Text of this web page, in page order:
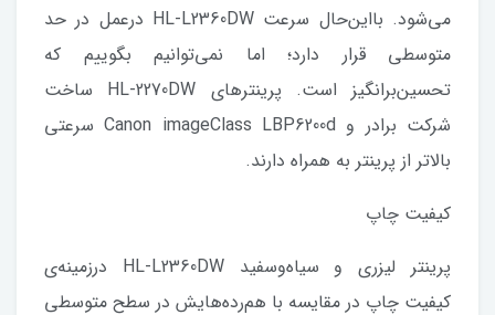
می‌شود. بااین‌حال سرعت HL-L2360DW درعمل در حد
متوسطی قرار دارد؛ اما نمی‌توانیم بگوییم که
تحسین‌برانگیز است. پرینترهای HL-2270DW ساخت
شرکت برادر و Canon imageClass LBP6200d سرعتی
بالاتر از پرینتر به همراه دارند.
کیفیت چاپ
پرینتر لیزری و سیاه‌و‌سفید HL-L2360DW درزمینه‌ی
کیفیت چاپ در مقایسه با هم‌رده‌هایش در سطح متوسطی